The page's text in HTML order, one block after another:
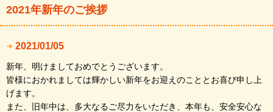
2021年新年のご挨拶
2021/01/05
新年、明けましておめでとうございます。
皆様におかれましては輝かしい新年をお迎えのこととお喜び申し上
げます。
また、旧年中は、多大なるご尽力をいただき、本年も、安全安心な